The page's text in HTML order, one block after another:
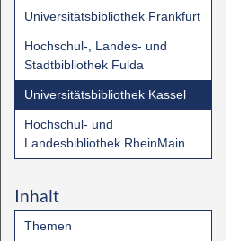
Universitätsbibliothek Frankfurt
Hochschul-, Landes- und
Stadtbibliothek Fulda
Universitätsbibliothek Kassel
Hochschul- und
Landesbibliothek RheinMain
Inhalt
Themen